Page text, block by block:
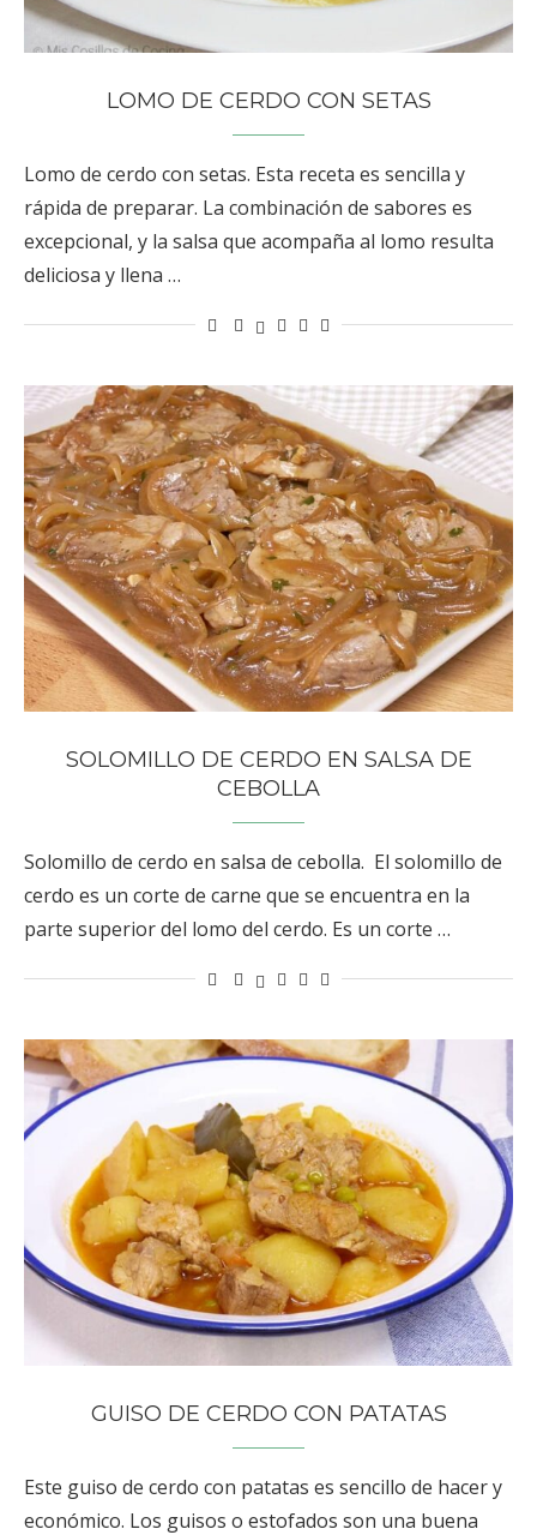
LOMO DE CERDO CON SETAS
Lomo de cerdo con setas. Esta receta es sencilla y
rápida de preparar. La combinación de sabores es
excepcional, y la salsa que acompaña al lomo resulta
deliciosa y llena …
SOLOMILLO DE CERDO EN SALSA DE
CEBOLLA
Solomillo de cerdo en salsa de cebolla. El solomillo de
cerdo es un corte de carne que se encuentra en la
parte superior del lomo del cerdo. Es un corte …
GUISO DE CERDO CON PATATAS
Este guiso de cerdo con patatas es sencillo de hacer y
económico. Los guisos o estofados son una buena